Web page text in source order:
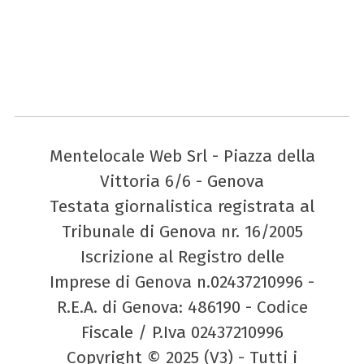
Mentelocale Web Srl - Piazza della
Vittoria 6/6 - Genova
Testata giornalistica registrata al
Tribunale di Genova nr. 16/2005
Iscrizione al Registro delle
Imprese di Genova n.02437210996 -
R.E.A. di Genova: 486190 - Codice
Fiscale / P.Iva 02437210996
Copyright © 2025 (V3) - Tutti i